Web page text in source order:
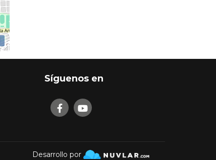
Síguenos en
Desarrollo por